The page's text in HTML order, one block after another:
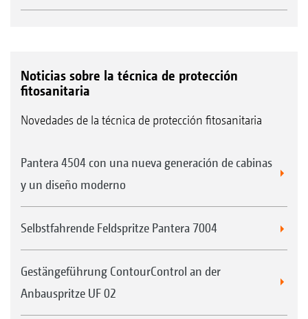
Noticias sobre la técnica de protección
fitosanitaria
Novedades de la técnica de protección fitosanitaria
Pantera 4504 con una nueva generación de cabinas
y un diseño moderno
Selbstfahrende Feldspritze Pantera 7004
Gestängeführung ContourControl an der
Anbauspritze UF 02